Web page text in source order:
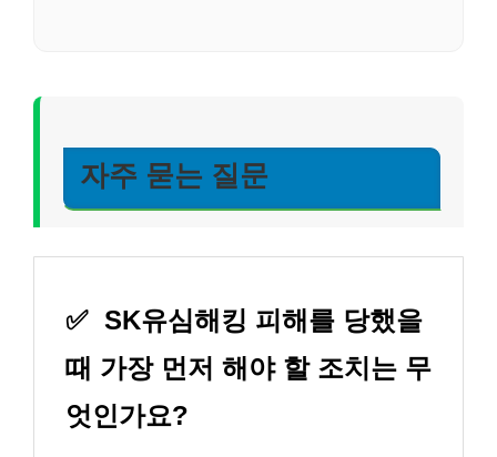
자주 묻는 질문
✅ SK유심해킹 피해를 당했을
때 가장 먼저 해야 할 조치는 무
엇인가요?